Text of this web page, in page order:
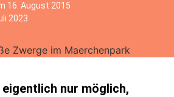
16. August 2015
2023
nur möglich,